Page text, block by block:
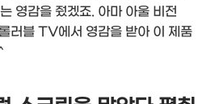
영감을 줬겠죠. 아마 아울 비전
러블 TV에서 영감을 받아 이 제품